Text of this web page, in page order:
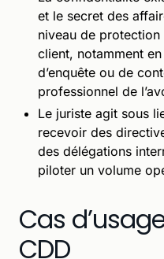
et le secret des
niveau de protection
client, notamment
d’enquête ou de
professionnel de
Le juriste agit sous
recevoir des
des délégations
piloter un volume
Cas
CDD